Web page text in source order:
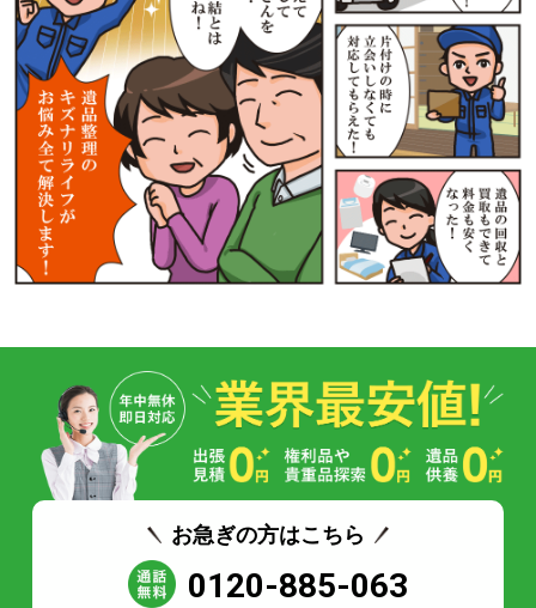
お急ぎの方はこちら
0120-885-063